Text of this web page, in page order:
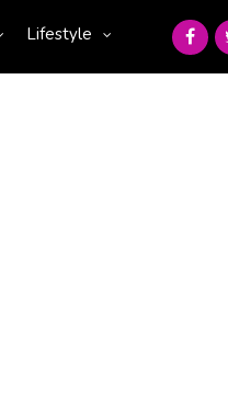
Lifestyle